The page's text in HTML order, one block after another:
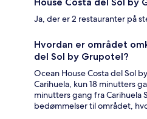
Ja, der er 2 restauranter på
Hvordan er området
del Sol by Grupotel?
Ocean House Costa del Sol
Carihuela, kun 18 minutters
minutters gang fra Carihuela
bedømmelser til området,